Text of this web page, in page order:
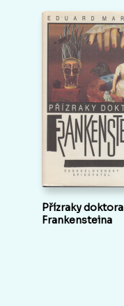
Přízraky doktora
Frankensteina